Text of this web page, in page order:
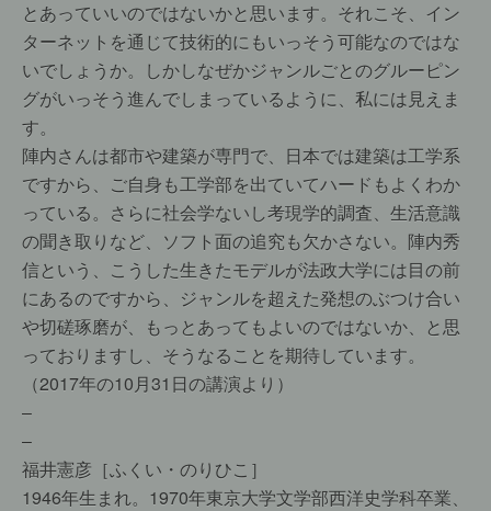
とあっていいのではないかと思います。それこそ、イン
ターネットを通じて技術的にもいっそう可能なのではな
いでしょうか。しかしなぜかジャンルごとのグルーピン
グがいっそう進んでしまっているように、私には見えま
す。
陣内さんは都市や建築が専門で、日本では建築は工学系
ですから、ご自身も工学部を出ていてハードもよくわか
っている。さらに社会学ないし考現学的調査、生活意識
の聞き取りなど、ソフト面の追究も欠かさない。陣内秀
信という、こうした生きたモデルが法政大学には目の前
にあるのですから、ジャンルを超えた発想のぶつけ合い
や切磋琢磨が、もっとあってもよいのではないか、と思
っておりますし、そうなることを期待しています。
（2017年の10月31日の講演より）
–
–
福井憲彦［ふくい・のりひこ］
1946年生まれ。1970年東京大学文学部西洋史学科卒業、